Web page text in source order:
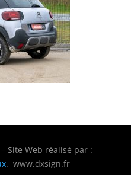
Site Web réalisé par :
. www.dxsign.fr